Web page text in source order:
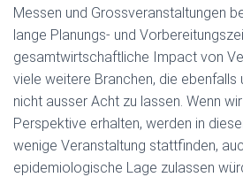
Messen und Grossveranstaltungen
lange Planungs- und
gesamtwirtschaftliche Impact von
viele weitere Branchen, die ebenfalls
nicht ausser Acht zu lassen. Wenn
Perspektive erhalten, werden in
wenige Veranstaltung stattfinden,
epidemiologische Lage zulassen